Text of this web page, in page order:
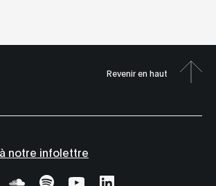
Revenir en haut
notre infolettre